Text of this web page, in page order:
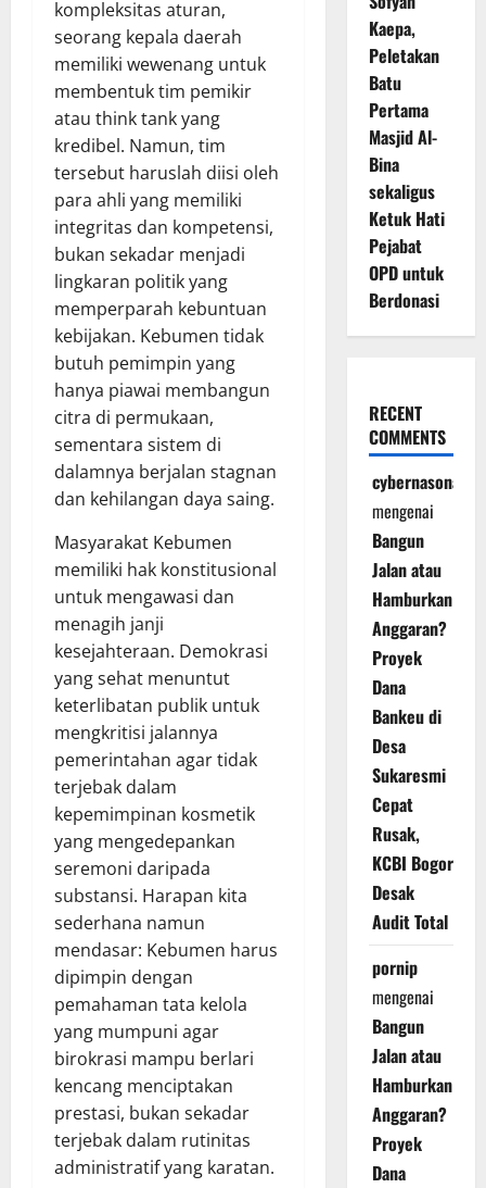
kompleksitas aturan,
seorang kepala daerah
memiliki wewenang untuk
membentuk tim pemikir
atau think tank yang
kredibel. Namun, tim
tersebut haruslah diisi oleh
para ahli yang memiliki
integritas dan kompetensi,
bukan sekadar menjadi
lingkaran politik yang
memperparah kebuntuan
kebijakan. Kebumen tidak
butuh pemimpin yang
hanya piawai membangun
citra di permukaan,
sementara sistem di
dalamnya berjalan stagnan
dan kehilangan daya saing.
Masyarakat Kebumen
memiliki hak konstitusional
untuk mengawasi dan
menagih janji
kesejahteraan. Demokrasi
yang sehat menuntut
keterlibatan publik untuk
mengkritisi jalannya
pemerintahan agar tidak
terjebak dalam
kepemimpinan kosmetik
yang mengedepankan
seremoni daripada
substansi. Harapan kita
sederhana namun
mendasar: Kebumen harus
dipimpin dengan
pemahaman tata kelola
yang mumpuni agar
birokrasi mampu berlari
kencang menciptakan
prestasi, bukan sekadar
terjebak dalam rutinitas
administratif yang karatan.
Kaepa,
Peletakan
Batu
Pertama
Masjid Al-
Bina
sekaligus
Ketuk Hati
Pejabat
OPD untuk
Berdonasi
RECENT
COMMENTS
cybernasonal
mengenai
Bangun
Jalan atau
Hamburkan
Anggaran?
Proyek
Dana
Bankeu di
Desa
Sukaresmi
Cepat
Rusak,
KCBI Bogor
Desak
Audit Total
pornip
mengenai
Bangun
Jalan atau
Hamburkan
Anggaran?
Proyek
Dana